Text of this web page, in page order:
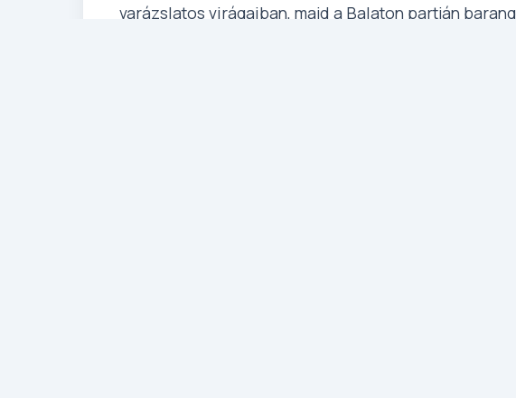
varázslatos virágaiban, majd a Balaton partján